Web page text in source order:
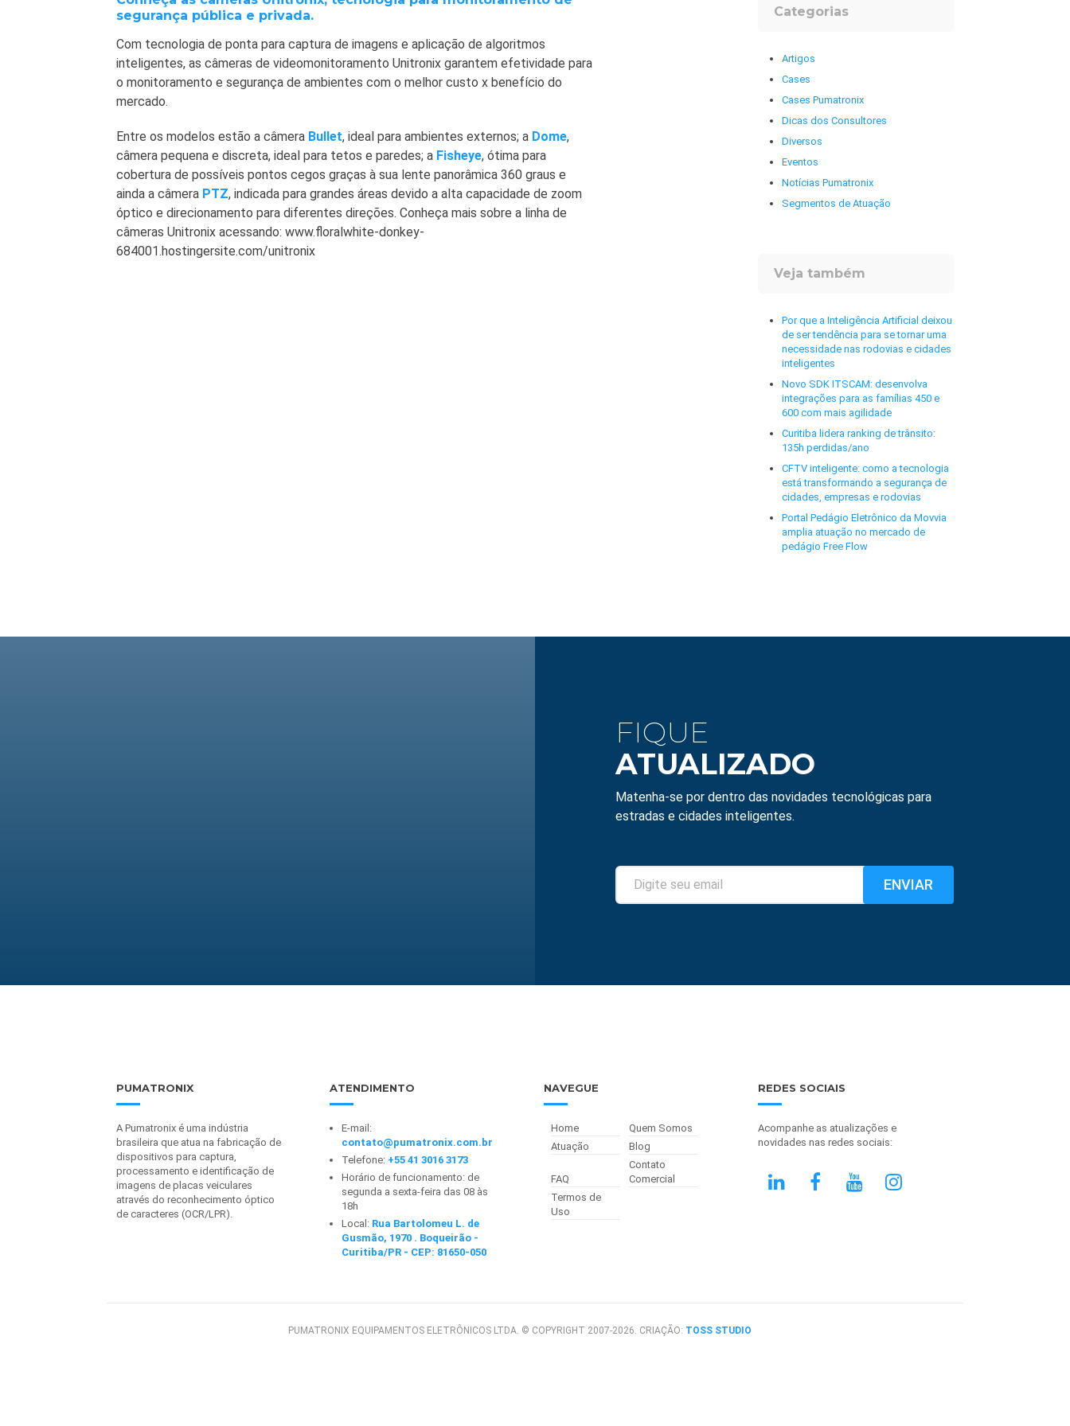
segurança pública e privada.
Com tecnologia de ponta para captura de imagens e aplicação de algoritmos
inteligentes, as câmeras de videomonitoramento Unitronix garantem efetividade para
o monitoramento e segurança de ambientes com o melhor custo x benefício do
mercado.
Entre os modelos estão a câmera Bullet, ideal para ambientes externos; a Dome,
câmera pequena e discreta, ideal para tetos e paredes; a Fisheye, ótima para
cobertura de possíveis pontos cegos graças à sua lente panorâmica 360 graus e
ainda a câmera PTZ, indicada para grandes áreas devido a alta capacidade de zoom
óptico e direcionamento para diferentes direções. Conheça mais sobre a linha de
câmeras Unitronix acessando: www.floralwhite-donkey-
684001.hostingersite.com/unitronix
Categorias
Artigos
Cases
Cases Pumatronix
Dicas dos Consultores
Diversos
Eventos
Notícias Pumatronix
Segmentos de Atuação
Veja também
Por que a Inteligência Artificial deixou
de ser tendência para se tornar uma
necessidade nas rodovias e cidades
inteligentes
Novo SDK ITSCAM: desenvolva
integrações para as famílias 450 e
600 com mais agilidade
Curitiba lidera ranking de trânsito:
135h perdidas/ano
CFTV inteligente: como a tecnologia
está transformando a segurança de
cidades, empresas e rodovias
Portal Pedágio Eletrônico da Movvia
amplia atuação no mercado de
pedágio Free Flow
FIQUE
ATUALIZADO
Matenha-se por dentro das novidades tecnológicas para
estradas e cidades inteligentes.
PUMATRONIX
A Pumatronix é uma indústria
brasileira que atua na fabricação de
dispositivos para captura,
processamento e identificação de
imagens de placas veiculares
através do reconhecimento óptico
de caracteres (OCR/LPR).
ATENDIMENTO
E-mail:
contato@pumatronix.com.br
Telefone: +55 41 3016 3173
Horário de funcionamento: de
segunda a sexta-feira das 08 às
18h
Local: Rua Bartolomeu L. de
Gusmão, 1970 . Boqueirão -
Curitiba/PR - CEP: 81650-050
NAVEGUE
Home
Quem Somos
Atuação
Blog
FAQ
Contato
Comercial
Termos de
Uso
REDES SOCIAIS
Acompanhe as atualizações e
novidades nas redes sociais:
PUMATRONIX EQUIPAMENTOS ELETRÔNICOS LTDA. © COPYRIGHT 2007-2026. CRIAÇÃO: TOSS STUDIO